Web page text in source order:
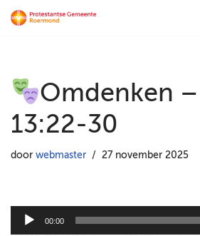
inhoudOmdenken –
13:22-30
door webmaster 27 november 2025
00:00